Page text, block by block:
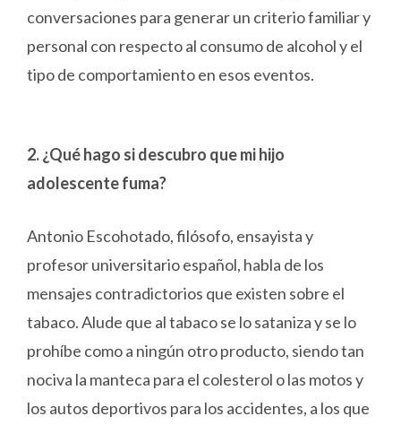
conversaciones para generar un criterio familiar y
personal con respecto al consumo de alcohol y el
tipo de comportamiento en esos eventos.
2. ¿Qué hago si descubro que mi hijo
adolescente fuma?
Antonio Escohotado, filósofo, ensayista y
profesor universitario español, habla de los
mensajes contradictorios que existen sobre el
tabaco. Alude que al tabaco se lo sataniza y se lo
prohíbe como a ningún otro producto, siendo tan
nociva la manteca para el colesterol o las motos y
los autos deportivos para los accidentes, a los que